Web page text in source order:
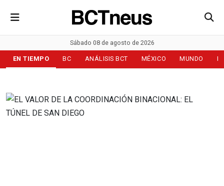
Sábado 08 de agosto de 2026
EN TIEMPO BC ANÁLISIS BCT MÉXICO MUNDO